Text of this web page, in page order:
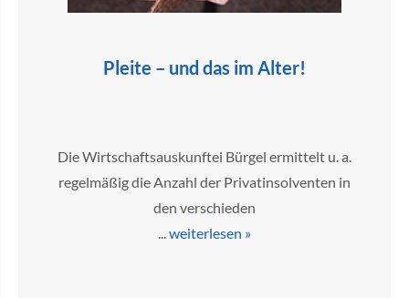
Pleite – und das im Alter!
Die Wirtschaftsauskunftei Bürgel ermittelt u. a.
regelmäßig die Anzahl der Privatinsolventen in
den verschieden
weiterlesen »